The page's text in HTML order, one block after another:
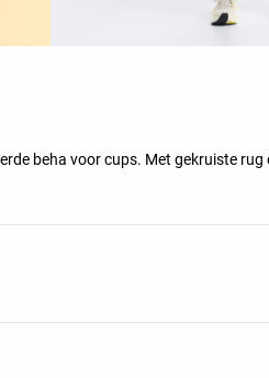
beha voor cups. Met gekruiste